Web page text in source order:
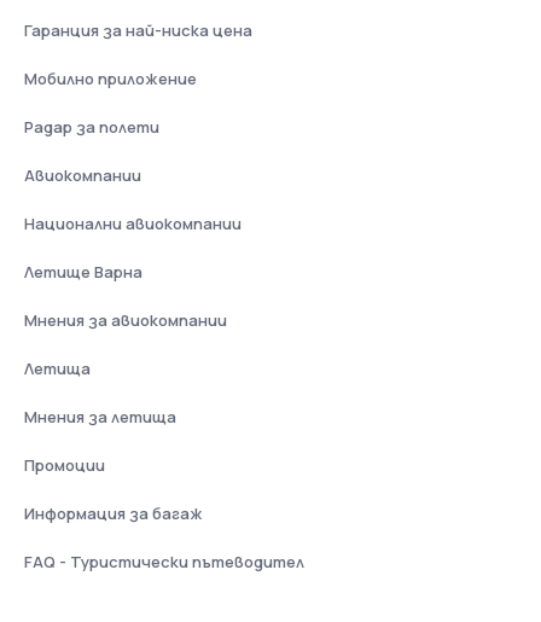
Гаранция за най-ниска цена
Мобилно приложение
Радар за полети
Авиокомпании
Национални авиокомпании
Летище Варна
Мнения за авиокомпании
Летища
Мнения за летища
Промоции
Информация за багаж
FAQ - Туристически пътеводител